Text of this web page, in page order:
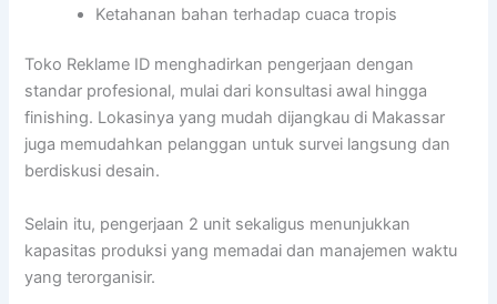
Ketahanan bahan terhadap cuaca tropis
Toko Reklame ID menghadirkan pengerjaan dengan
standar profesional, mulai dari konsultasi awal hingga
finishing. Lokasinya yang mudah dijangkau di Makassar
juga memudahkan pelanggan untuk survei langsung dan
berdiskusi desain.
Selain itu, pengerjaan 2 unit sekaligus menunjukkan
kapasitas produksi yang memadai dan manajemen waktu
yang terorganisir.